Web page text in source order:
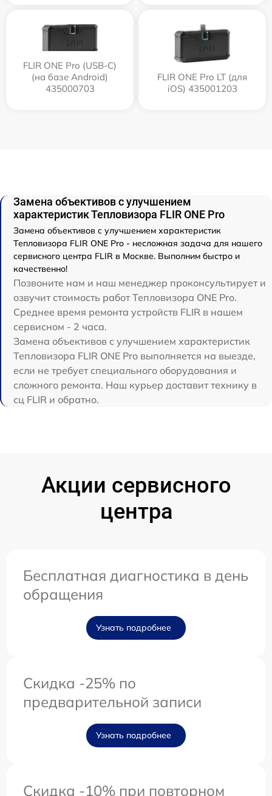
FLIR ONE Pro (USB-C)
(на базе Android)
435000703
FLIR ONE Pro LT (для
iOS) 435001203
Замена объективов с улучшением
характеристик Тепловизора FLIR ONE Pro
Замена объективов с улучшением характеристик
Тепловизора FLIR ONE Pro - несложная задача для нашего
сервисного центра FLIR в Москве. Выполним быстро и
качественно!
Позвоните нам и наш менеджер проконсультирует и
озвучит стоимость работ Тепловизора ONE Pro.
Среднее время ремонта устройств FLIR в нашем
сервисном - 2 часа.
Замена объективов с улучшением характеристик
Тепловизора FLIR ONE Pro выполняется на выезде,
если не требует специального оборудования и
сложного ремонта. Наш курьер доставит технику в
сц FLIR и обратно.
Акции сервисного
центра
Бесплатная диагностика в день
обращения
Узнать подробнее
Скидка -25% по
предварительной записи
Узнать подробнее
Скидка -10% при повторном